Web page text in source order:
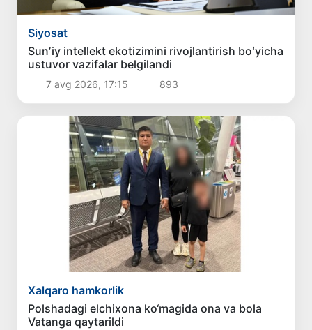
Siyosat
Sunʼiy intellekt ekotizimini rivojlantirish boʻyicha
ustuvor vazifalar belgilandi
7 avg 2026, 17:15 893
Xalqaro hamkorlik
Polshadagi elchixona ko‘magida ona va bola
Vatanga qaytarildi